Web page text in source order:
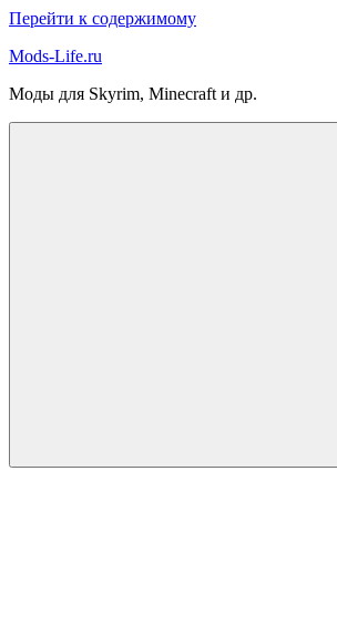
Перейти к содержимому
Mods-Life.ru
Моды для Skyrim, Minecraft и др.